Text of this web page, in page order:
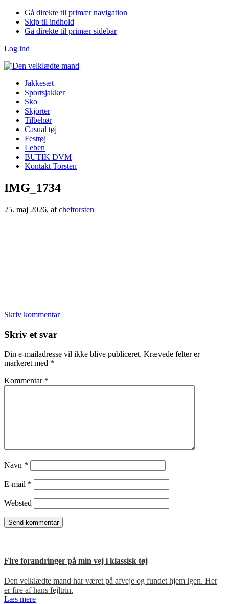
Gå direkte til primær navigation
Skip til indhold
Gå direkte til primær sidebar
Log ind
Jakkesæt
Sportsjakker
Sko
Skjorter
Tilbehør
Casual tøj
Festtøj
Leben
BUTIK DVM
Kontakt Torsten
IMG_1734
25. maj 2026, afcheftorsten
Skriv kommentar
Læserinteraktioner
Skriv et svar
Din e-mailadresse vil ikke blive publiceret. Krævede felter er
markeret med *
Kommentar *
Navn *
E-mail *
Websted
Fire forandringer på min vej i klassisk tøj
Den velklædte mand har været på afveje og fundet hjem igen. Her
er fire af hans fejltrin.
Læs mere